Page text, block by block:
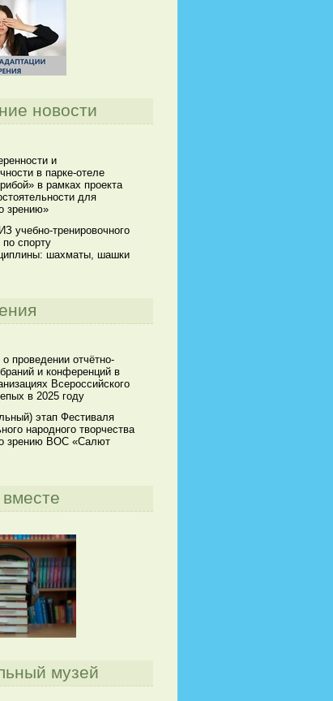
новости
и
в парке-отеле
в рамках проекта
для
зрению»
учебно-тренировочного
по спорту
шахматы, шашки
проведении отчётно-
и конференций в
Всероссийского
в 2025 году
этап Фестиваля
народного творчества
зрению ВОС «Салют
музей